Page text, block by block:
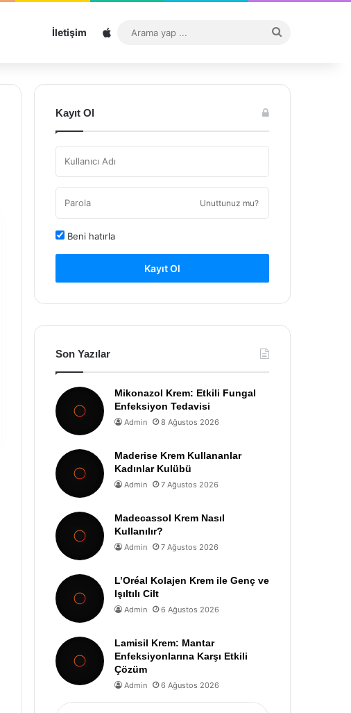
İletişim Sitemap
...
Kayıt Ol
Unuttunuz mu?
Beni hatırla
Kayıt Ol
Son Yazılar
Mikonazol Krem: Etkili Fungal
Enfeksiyon Tedavisi
Admin 8 Ağustos 2026
Maderise Krem Kullananlar
Kadınlar Kulübü
Admin 7 Ağustos 2026
Madecassol Krem Nasıl
Kullanılır?
Admin 7 Ağustos 2026
L’Oréal Kolajen Krem ile Genç ve
Işıltılı Cilt
Admin 6 Ağustos 2026
Lamisil Krem: Mantar
Enfeksiyonlarına Karşı Etkili
Çözüm
Admin 6 Ağustos 2026